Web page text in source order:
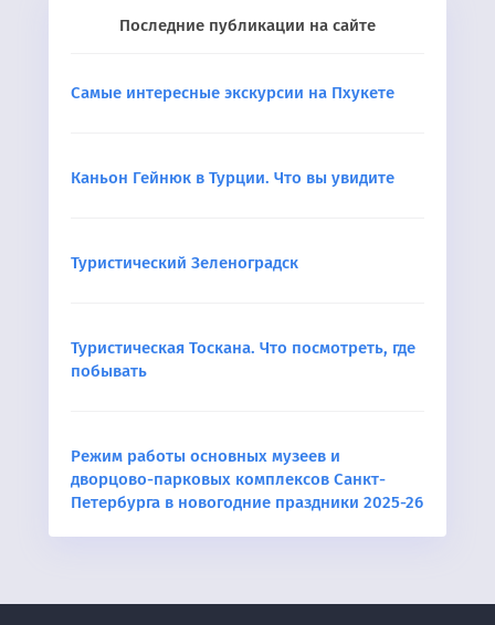
Последние публикации на сайте
Самые интересные экскурсии на Пхукете
Каньон Гейнюк в Турции. Что вы увидите
Туристический Зеленоградск
Туристическая Тоскана. Что посмотреть, где
побывать
Режим работы основных музеев и
дворцово-парковых комплексов Санкт-
Петербурга в новогодние праздники 2025-26